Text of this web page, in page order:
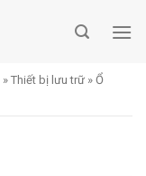
» Thiết bị lưu trữ » Ổ